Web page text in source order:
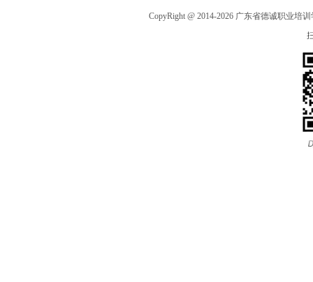
CopyRight @ 2014-2026 广东省德诚职业培